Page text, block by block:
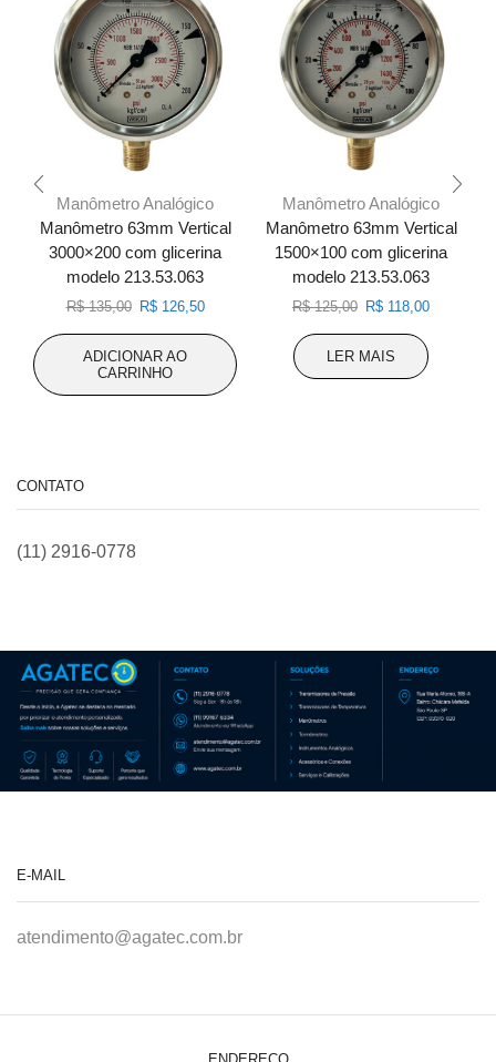
Manômetro Analógico
Manômetro 63mm Vertical
3000×200 com glicerina
modelo 213.53.063
R$135,00 O
original
era:
R$126,50O
atual
R$ 126,50.
ADICIONAR AO
CARRINHO
Manômetro Analógico
Manômetro 63mm Vertical
1500×100 com glicerina
modelo 213.53.063
R$125,00 O
original
R$ 118,00O
LER MAIS
CONTATO
(11) 2916-0778
E-MAIL
atendimento@agatec.com.br